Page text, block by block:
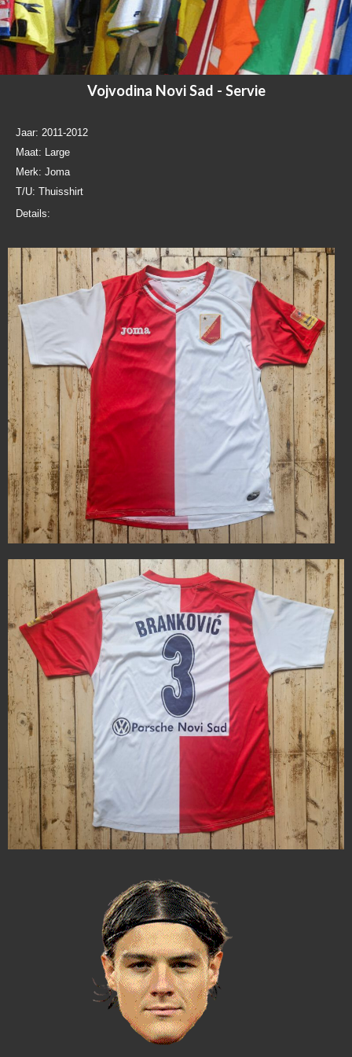
Vojvodina Novi Sad - Servie
Jaar: 2011-2012
Maat: Large
Merk: Joma
T/U: Thuisshirt
Details: